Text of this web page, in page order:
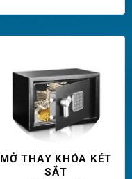
MỞ THAY KHÓA KÉT
SẮT